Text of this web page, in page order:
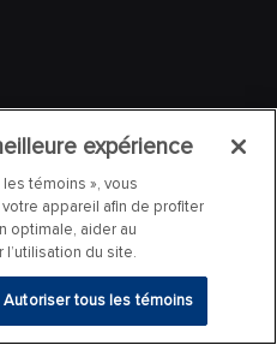
expérience
témoins », vous
appareil afin de profiter
optimale, aider au
du site.
Autoriser tous les témoins